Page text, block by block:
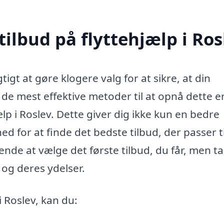
på flyttehjælp i
at gøre klogere valg for at sikre, at din
mest effektive metoder til at opnå dette
i Roslev. Dette giver dig ikke kun en bedre
for at finde det bedste tilbud, der passer
at vælge det første tilbud, du får, men
deres ydelser.
kan du: